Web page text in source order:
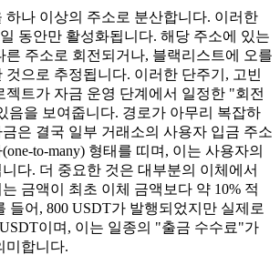
하나 이상의 주소로 분산합니다. 이러한
동안만 활성화됩니다. 해당 주소에 있는
른 주소로 회전되거나, 블랙리스트에 오를
것으로 추정됩니다. 이러한 단주기, 고빈
젝트가 자금 운영 단계에서 일정한 "회전
음을 보여줍니다. 경로가 아무리 복잡하
은 결국 일부 거래소의 사용자 입금 주소
to-many) 형태를 띠며, 이는 사용자의
다. 더 중요한 것은 대부분의 이체에서
금액이 최초 이체 금액보다 약 10% 적
들어, 800 USDT가 발행되었지만 실제로
이며, 이는 일종의 "출금 수수료"가
미합니다.